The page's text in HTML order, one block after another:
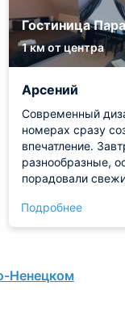
Гостиница
1 км от центра
Арсений
Современный
номерах сразу
впечатление.
разнообразные,
порадовали
дружелюбный,
помочь.
работы. Тепло в
Подробнее
Ненецком